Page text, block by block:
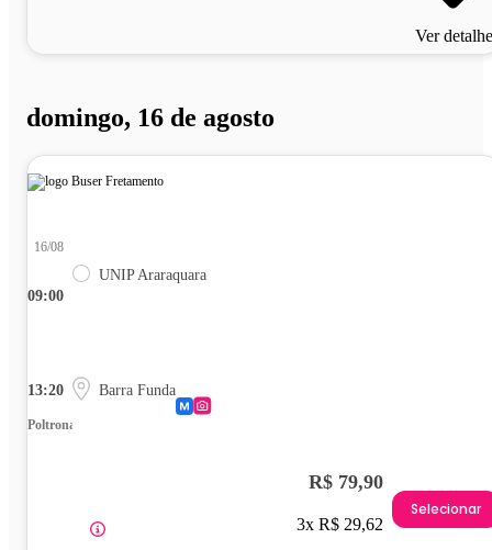
Ver
domingo, 16 de agosto
09:00
16/08
UNIP Araraquara
13:20 Barra Funda
Poltrona
R$ 79,90
3x R$ 29,62
Selecionar